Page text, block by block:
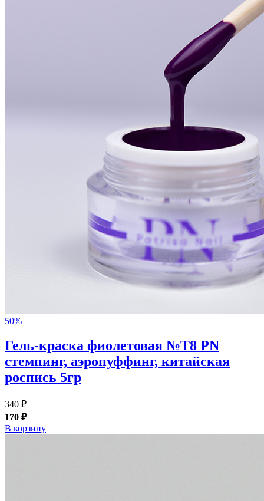
50%
Гель-краска фиолетовая №T8 PN
стемпинг, аэропуффинг, китайская
роспись 5гр
340 ₽
170 ₽
В корзину